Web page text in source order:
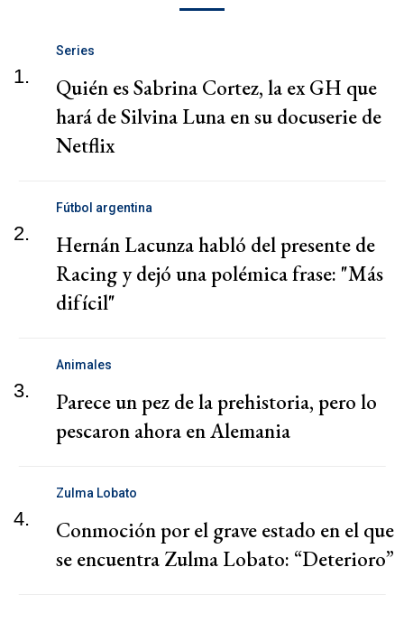
1.
Series
Quién es Sabrina Cortez, la ex GH que
hará de Silvina Luna en su docuserie de
Netflix
2.
Fútbol argentina
Hernán Lacunza habló del presente de
Racing y dejó una polémica frase: "Más
difícil"
3.
Animales
Parece un pez de la prehistoria, pero lo
pescaron ahora en Alemania
4.
Zulma Lobato
Conmoción por el grave estado en el que
se encuentra Zulma Lobato: “Deterioro”